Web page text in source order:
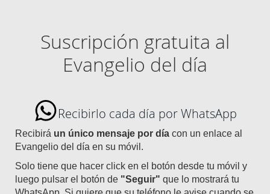
Suscripción gratuita al
Evangelio del día
Recibirlo cada día por WhatsApp
Recibirá un único mensaje por día con un enlace al
Evangelio del día en su móvil.
Solo tiene que hacer click en el botón desde tu móvil y
luego pulsar el botón de "Seguir" que lo mostrará tu